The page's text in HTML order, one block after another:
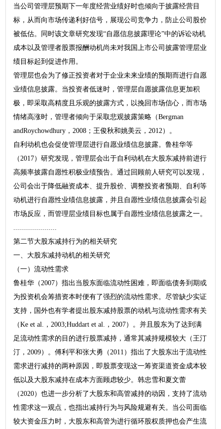
当公司管理层预期下一年度经营业绩好时也倾向于披露经营目
标，从而向市场传递利好信号，展现公司竞争力，防止公司股价
被低估。同时该文章研究发现“自愿信息披露理论”中的诉讼动机
成本以及管理者股票报酬动机尚未对我国上市公司披露管理层业
绩目标起到促进作用。
管理层也会为了修正投资者对于企业未来业绩的预期而进行自愿
业绩信息披露。当投资者低迷时，管理层自愿披露信息更加积
极，即采取高精度且乐观的披露方式，以挽回市场信心，而市场
情绪高涨时，管理者倾向于采取悲观披露策略（Bergman
andRoychowdhury，2008；王俊秋和姚美云，2012）。
自利动机也会促使管理层进行自愿业绩信息披露。鲁桂华等
（2017）研究发现，管理层会出于自利动机在大股东减持前进行
高频率披露自愿性积极业绩预告。通过回顾前人研究可以发现，
公司会出于降低融资成本、提升股价、调整投资者预期、自利等
动机进行自愿性业绩信息披露，并且自愿性业绩信息披露会引起
市场反应，而管理层业绩目标也属于自愿性业绩信息披露之一。
第二节大股东减持行为的相关研究
一、大股东减持动机的相关研究
（一）流动性需求
鲁桂华（2007）指出当股东面临流动性困难，即面临债务到期或
为投资机会筹措资本时便有了强烈的流动性需求。尽管缺少实证
支持，国外也有学者提出股东减持股票的动机与流动性需求有关
（Ke et al.，2003;Huddart et al.，2007）。并且股东为了达到满
足流动性需求的目的进行股票减持，通常其减持规模较大（王汀
汀，2009）。傅利平和张大勇（2011）指出了大股东出于流动性
需求进行减持的两种原因，即股票变现这一筹资渠道资金成本较
低以及大股东减持在成本方面顾虑较少。韩忠雪和夏文蕾
（2020）也进一步分析了大股东和高管减持的动因，支持了流动
性需求这一观点，也指出减持行为与风险规避有关。当公司面临
较大资金压力时，大股东和高管为进行循环股权质押也会产生流